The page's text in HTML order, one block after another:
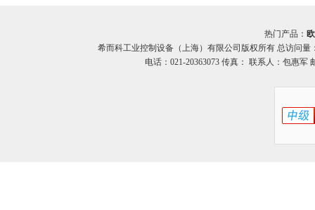
热门产品：
希而科工业控制设备（上海）有限公司版权所有 总访问量
电话：021-20363073 传真： 联系人：包惠军